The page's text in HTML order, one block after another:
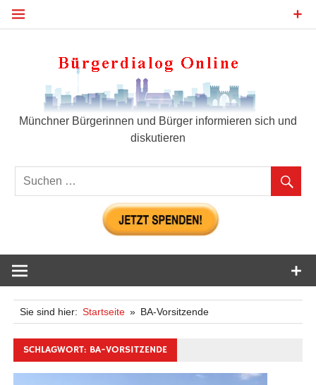
Zum
Münchner Bürgerinnen und Bürger informieren sich und
diskutieren
Sie sind hier: Startseite BA-Vorsitzende
SCHLAGWORT: BA-VORSITZENDE